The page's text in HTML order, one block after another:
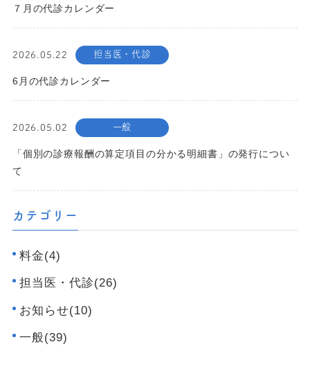
７月の代診カレンダー
2026.05.22 担当医・代診
6月の代診カレンダー
2026.05.02 一般
「個別の診療報酬の算定項目の分かる明細書」の発行につい
て
カテゴリー
料金(4)
担当医・代診(26)
お知らせ(10)
一般(39)